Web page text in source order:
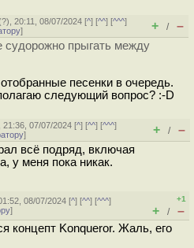
?), 20:11, 08/07/2024 [^] [^^] [^^^]
] + / –
судорожно прыгать между
песенки в очередь.
следующий вопрос? :-D
21:36, 07/07/2024 [^] [^^] [^^^]
] + / –
всё подряд, включая
у меня пока никак.
08/07/2024 [^] [^^] [^^^]
]
+1
+ / –
концепт Konqueror. Жаль, его